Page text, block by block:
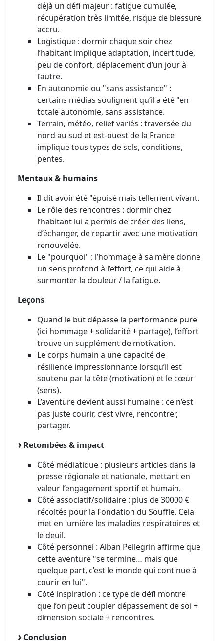
déjà un défi majeur : fatigue cumulée,
récupération très limitée, risque de blessure
accru.
Logistique : dormir chaque soir chez
l’habitant implique adaptation, incertitude,
peu de confort, déplacement d’un jour à
l’autre.
En autonomie ou "sans assistance" :
certains médias soulignent qu’il a été "en
totale autonomie, sans assistance.
Terrain, météo, relief variés : traversée du
nord au sud et est-ouest de la France
implique tous types de sols, conditions,
pentes.
Mentaux & humains
Il dit avoir été "épuisé mais tellement vivant.
Le rôle des rencontres : dormir chez
l’habitant lui a permis de créer des liens,
d’échanger, de repartir avec une motivation
renouvelée.
Le "pourquoi" : l’hommage à sa mère donne
un sens profond à l’effort, ce qui aide à
surmonter la douleur / la fatigue.
Leçons
Quand le but dépasse la performance pure
(ici hommage + solidarité + partage), l’effort
trouve un supplément de motivation.
Le corps humain a une capacité de
résilience impressionnante lorsqu’il est
soutenu par la tête (motivation) et le cœur
(sens).
L’aventure devient aussi humaine : ce n’est
pas juste courir, c’est vivre, rencontrer,
partager.
Retombées & impact
Côté médiatique : plusieurs articles dans la
presse régionale et nationale, mettant en
valeur l’engagement sportif et humain.
Côté associatif/solidaire : plus de 30000 €
récoltés pour la Fondation du Souffle. Cela
met en lumière les maladies respiratoires et
le deuil.
Côté personnel : Alban Pellegrin affirme que
cette aventure "se termine… mais que
quelque part, c’est le monde qui continue à
courir en lui".
Côté inspiration : ce type de défi montre
que l’on peut coupler dépassement de soi +
dimension sociale + rencontres.
Conclusion